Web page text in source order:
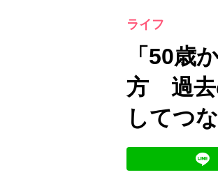
ライフ
「50歳
方 過去
してつ